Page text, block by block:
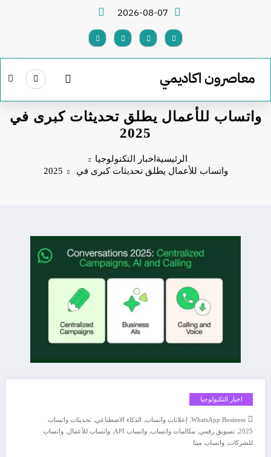
2026-08-07
معاصرون اكاديمي
واتساب للأعمال يطلق تحديثات كبرى في
2025
الرئيسية اخبار التكنولوجيا
واتساب للأعمال يطلق تحديثات كبرى في 2025
اخبار التكنولوجيا
WhatsApp Business
, إعلانات واتساب, الذكاء الاصطناعي, تحديثات واتساب
2025
, تسويق رقمي, مكالمات واتساب, واتساب API , واتساب للأعمال, واتساب
للشركات, واتساب ميتا